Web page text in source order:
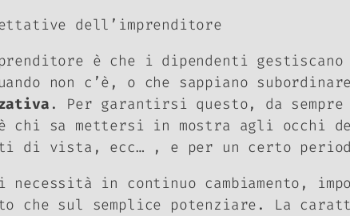
dell’imprenditore
è che i dipendenti
non c’è, o che sappiano
. Per garantirsi questo, da
chi sa mettersi in mostra agli
di vista, ecc… , e per un certo
in continuo cambiamento,
che sul semplice potenziare. La